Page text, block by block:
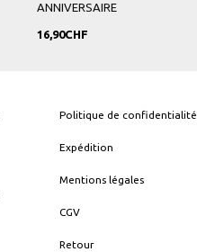
ANNIVERSAIRE
16,90CHF
Politique de confidentialité
Expédition
Mentions légales
CGV
Retour